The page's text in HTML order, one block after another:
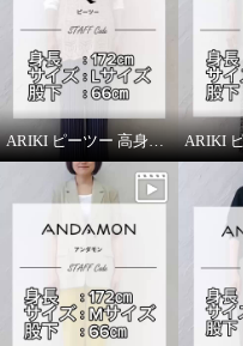
ARIKI ピーツー 高身長スタッフがはいてみました！